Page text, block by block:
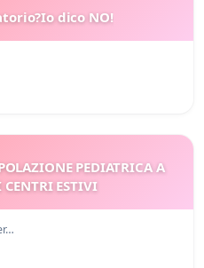
dico NO!
PEDIATRICA A
CENTRI ESTIVI